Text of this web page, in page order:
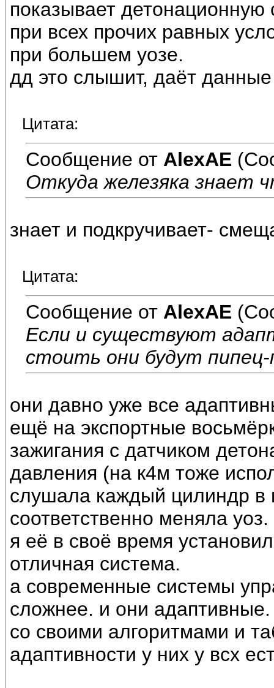
показывает детонационную
при всех прочих равных
при большем уозе.
дд это слышит, даёт данные
Цитата:
Сообщение от AlexAE
Откуда железяка знает
знает и подкручивает-
Цитата:
Сообщение от AlexAE
Если и существуют
стоить они будут пипец-
они давно уже все
ещё на экспортные
зажигания с датчиком
давления (на к4м тоже
слушала каждый цилиндр в
соответственно меняла уоз.
я её в своё время
отличная система.
а современные системы
сложнее. и они адаптивные.
со своими алгоритмами и
адаптивности у них у всх